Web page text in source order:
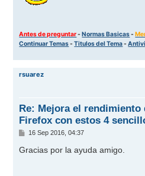
Antes de preguntar-Normas Basicas-
Continuar Temas-Titulos del Tema-
rsuarez
Re: Mejora el rendimiento
Firefox con estos 4
M
n
s
16 Sep 2016, 04:37
Gracias por la ayuda amigo.